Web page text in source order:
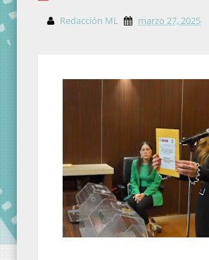
Redacción ML marzo 27, 2025